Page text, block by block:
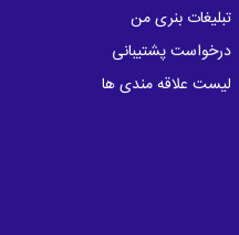
تبلیغات بنری من
درخواست پشتیبانی
لیست علاقه مندی ها